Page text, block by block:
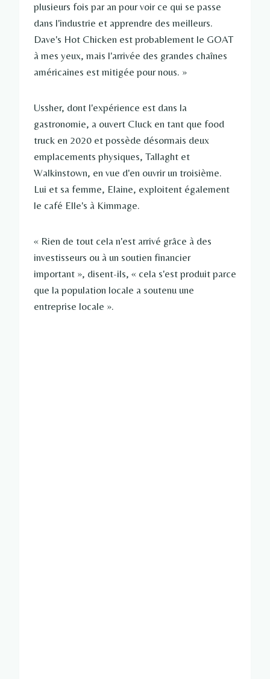
plusieurs fois par an pour voir ce qui se passe
dans l'industrie et apprendre des meilleurs.
Dave's Hot Chicken est probablement le GOAT
à mes yeux, mais l'arrivée des grandes chaînes
américaines est mitigée pour nous. »
Ussher, dont l'expérience est dans la
gastronomie, a ouvert Cluck en tant que food
truck en 2020 et possède désormais deux
emplacements physiques, Tallaght et
Walkinstown, en vue d'en ouvrir un troisième.
Lui et sa femme, Elaine, exploitent également
le café Elle's à Kimmage.
« Rien de tout cela n'est arrivé grâce à des
investisseurs ou à un soutien financier
important », disent-ils, « cela s'est produit parce
que la population locale a soutenu une
entreprise locale ».